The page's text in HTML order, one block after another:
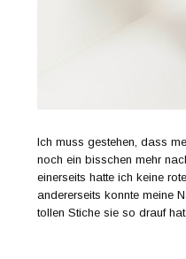
Ich muss gestehen, dass
noch ein bisschen mehr
einerseits hatte ich keine
andererseits konnte meine
tollen Stiche sie so drauf hat.